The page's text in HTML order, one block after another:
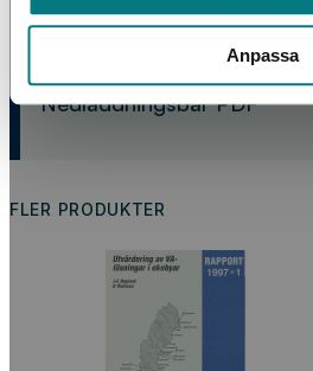
Anpassa
Ramesh
Nedladdningsbar PDF
FLER PRODUKTER